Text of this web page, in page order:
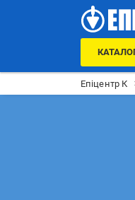
Епіцентр К